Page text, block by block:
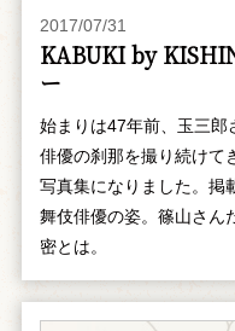
2017/07/31
KABUKI by
ー
始まりは47年前、玉三郎
俳優の刹那を撮り続けて
写真集になりました。掲
舞伎俳優の姿。篠山さん
密とは。